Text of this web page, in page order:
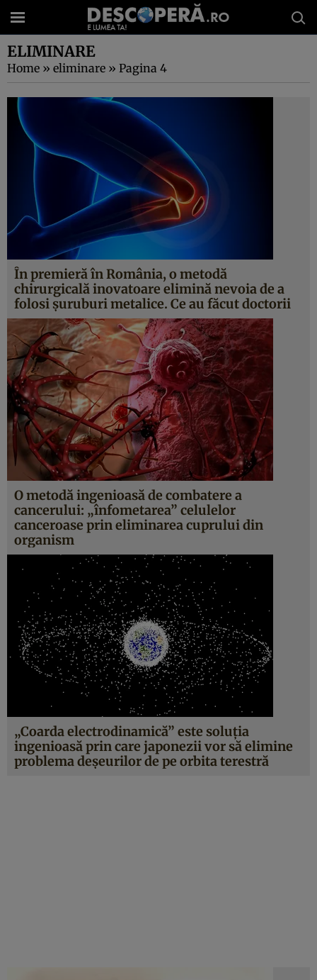
ELIMINARE
Home » eliminare » Pagina 4
În premieră în România, o metodă
chirurgicală inovatoare elimină nevoia de a
folosi şuruburi metalice. Ce au făcut doctorii
O metodă ingenioasă de combatere a
cancerului: „înfometarea” celulelor
canceroase prin eliminarea cuprului din
organism
„Coarda electrodinamică” este soluţia
ingenioasă prin care japonezii vor să elimine
problema deşeurilor de pe orbita terestră